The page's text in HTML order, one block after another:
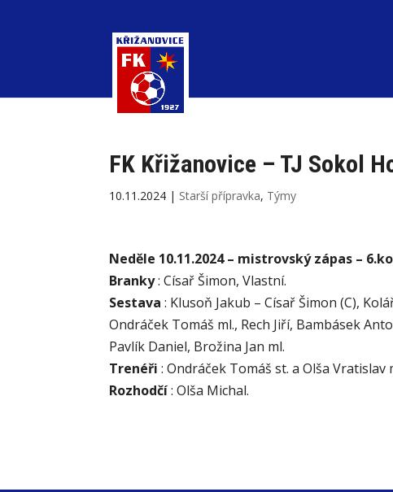
FK Křižanovice – TJ Sokol
10.11.2024 | Starší přípravka, Týmy
Neděle 10.11.2024 – mistrovský zápas –
Branky: Císař Šimon, Vlastní.
Sestava : Klusoň Jakub – Císař Šimon (C),
Ondráček Tomáš ml., Rech Jiří, Bambásek
Pavlík Daniel, Brožina Jan ml.
Trenéři : Ondráček Tomáš st. a Olša Vratislav
Rozhodčí: Olša Michal.